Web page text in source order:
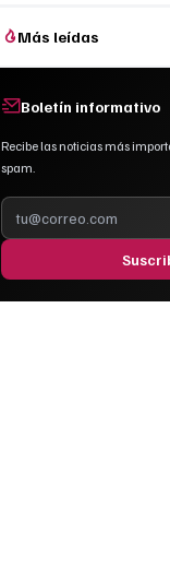
Más leídas
Boletín informativo
Recibe las noticias más
spam.